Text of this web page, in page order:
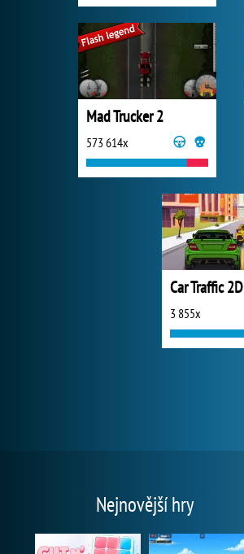
Mad Trucker 2
573 614x
Car Traffic 2D
3 855x
Nejnovější hry